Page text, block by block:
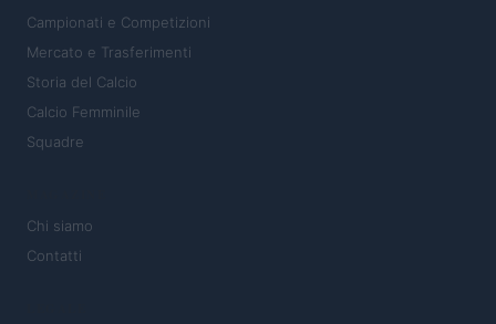
Campionati e Competizioni
Mercato e Trasferimenti
Storia del Calcio
Calcio Femminile
Squadre
Chi siamo
Contatti